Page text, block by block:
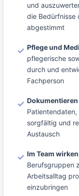
und
die Bedürfnisse
abgestimmt
Pflege und
pflegerische
durch und
Fachperson
sorgfältig und
Austausch
Im Team
Berufsgruppen
Arbeitsalltag
einzubringen